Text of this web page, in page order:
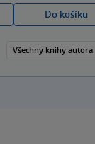
Do košíku
Všechny knihy autora